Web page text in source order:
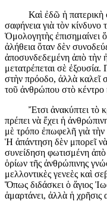
Καὶ ἐδῶ ἡ πατερικὴ
σαφήνεια γιὰ τὸν
Ὁμολογητὴς ἐπισημαίνει
ἀλήθεια ὅταν δὲν
ἀποσυνδεδεμένη ἀπὸ τὴν
μετατρέπεται σὲ ἐξουσία.
στὴν πρόοδο, ἀλλὰ καλεῖ
τοῦ ἀνθρώπου στὸ κέντρο
Ἔτσι ἀνακύπτει τὸ
πρέπει νὰ ἔχει ἡ
μὲ τρόπο ἐπωφελῆ γιὰ
Ἡ ἀπάντηση δὲν μπορεῖ νὰ
συνείδηση φωτισμένη ἀπὸ
ὁρίων τῆς ἀνθρώπινης
μελλοντικὲς γενεὲς καὶ
Ὅπως διδάσκει ὁ ἅγιος
ἁμαρτάνει, ἀλλὰ ἡ χρῆσις